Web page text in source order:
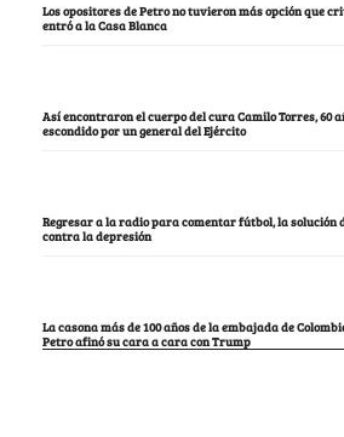
Los opositores de Petro no tuvieron más opción que
entró a la Casa Blanca
Así encontraron el cuerpo del cura Camilo Torres, 60
escondido por un general del Ejército
Regresar a la radio para comentar fútbol, la solución
contra la depresión
La casona más de 100 años de la embajada de
Petro afinó su cara a cara con Trump